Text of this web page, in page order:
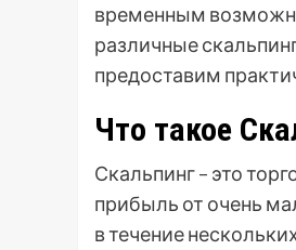
временным
различные
предоставим
Что такое
Скальпинг – это
прибыль от очень
в течение